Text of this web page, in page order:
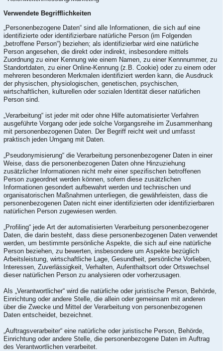
Verwendete Begrifflichkeiten
„Personenbezogene Daten“ sind alle Informationen, die sich auf eine
identifizierte oder identifizierbare natürliche Person (im Folgenden
„betroffene Person“) beziehen; als identifizierbar wird eine natürliche
Person angesehen, die direkt oder indirekt, insbesondere mittels
Zuordnung zu einer Kennung wie einem Namen, zu einer Kennnummer, zu
Standortdaten, zu einer Online-Kennung (z.B. Cookie) oder zu einem oder
mehreren besonderen Merkmalen identifiziert werden kann, die Ausdruck
der physischen, physiologischen, genetischen, psychischen,
wirtschaftlichen, kulturellen oder sozialen Identität dieser natürlichen
Person sind.
„Verarbeitung“ ist jeder mit oder ohne Hilfe automatisierter Verfahren
ausgeführte Vorgang oder jede solche Vorgangsreihe im Zusammenhang
mit personenbezogenen Daten. Der Begriff reicht weit und umfasst
praktisch jeden Umgang mit Daten.
„Pseudonymisierung“ die Verarbeitung personenbezogener Daten in einer
Weise, dass die personenbezogenen Daten ohne Hinzuziehung
zusätzlicher Informationen nicht mehr einer spezifischen betroffenen
Person zugeordnet werden können, sofern diese zusätzlichen
Informationen gesondert aufbewahrt werden und technischen und
organisatorischen Maßnahmen unterliegen, die gewährleisten, dass die
personenbezogenen Daten nicht einer identifizierten oder identifizierbaren
natürlichen Person zugewiesen werden.
„Profiling“ jede Art der automatisierten Verarbeitung personenbezogener
Daten, die darin besteht, dass diese personenbezogenen Daten verwendet
werden, um bestimmte persönliche Aspekte, die sich auf eine natürliche
Person beziehen, zu bewerten, insbesondere um Aspekte bezüglich
Arbeitsleistung, wirtschaftliche Lage, Gesundheit, persönliche Vorlieben,
Interessen, Zuverlässigkeit, Verhalten, Aufenthaltsort oder Ortswechsel
dieser natürlichen Person zu analysieren oder vorherzusagen.
Als „Verantwortlicher“ wird die natürliche oder juristische Person, Behörde,
Einrichtung oder andere Stelle, die allein oder gemeinsam mit anderen
über die Zwecke und Mittel der Verarbeitung von personenbezogenen
Daten entscheidet, bezeichnet.
„Auftragsverarbeiter“ eine natürliche oder juristische Person, Behörde,
Einrichtung oder andere Stelle, die personenbezogene Daten im Auftrag
des Verantwortlichen verarbeitet.